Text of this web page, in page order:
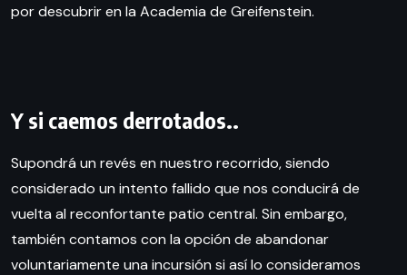
por descubrir en la Academia de Greifenstein.
Y si caemos derrotados..
Supondrá un revés en nuestro recorrido, siendo
considerado un intento fallido que nos conducirá de
vuelta al reconfortante patio central. Sin embargo,
también contamos con la opción de abandonar
voluntariamente una incursión si así lo consideramos